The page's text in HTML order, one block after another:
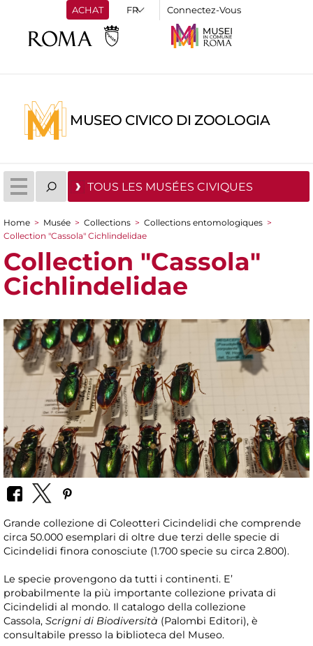
ACHAT Connectez-Vous
MUSEO CIVICO DI ZOOLOGIA
TOUS LES MUSÉES CIVIQUES
You are here
Home > Musée > Collections > Collections entomologiques >
Collection "Cassola" Cichlindelidae
Collection "Cassola"
Cichlindelidae
Grande collezione di Coleotteri Cicindelidi che comprende
circa 50.000 esemplari di oltre due terzi delle specie di
Cicindelidi finora conosciute (1.700 specie su circa 2.800).
Le specie provengono da tutti i continenti. E’
probabilmente la più importante collezione privata di
Cicindelidi al mondo. Il catalogo della collezione
Cassola, Scrigni di Biodiversità (Palombi Editori), è
consultabile presso la biblioteca del Museo.